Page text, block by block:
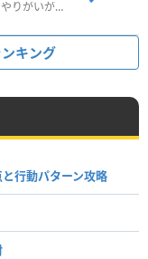
ペットを育ってポイ活しよう！可愛くやりがいがある新感覚アプリ
キング
行動パターン攻略